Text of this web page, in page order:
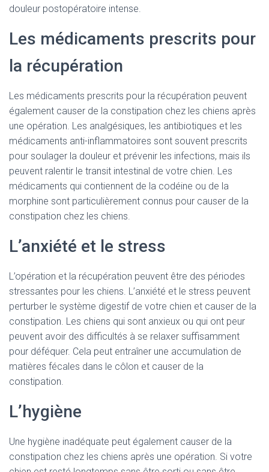
douleur postopératoire intense.
Les médicaments prescrits pour
la récupération
Les médicaments prescrits pour la récupération peuvent
également causer de la constipation chez les chiens après
une opération. Les analgésiques, les antibiotiques et les
médicaments anti-inflammatoires sont souvent prescrits
pour soulager la douleur et prévenir les infections, mais ils
peuvent ralentir le transit intestinal de votre chien. Les
médicaments qui contiennent de la codéine ou de la
morphine sont particulièrement connus pour causer de la
constipation chez les chiens.
L’anxiété et le stress
L’opération et la récupération peuvent être des périodes
stressantes pour les chiens. L’anxiété et le stress peuvent
perturber le système digestif de votre chien et causer de la
constipation. Les chiens qui sont anxieux ou qui ont peur
peuvent avoir des difficultés à se relaxer suffisamment
pour déféquer. Cela peut entraîner une accumulation de
matières fécales dans le côlon et causer de la
constipation.
L’hygiène
Une hygiène inadéquate peut également causer de la
constipation chez les chiens après une opération. Si votre